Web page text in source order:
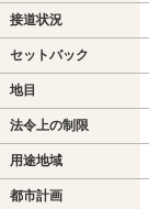
接道状況
セットバック
地目
法令上の制限
用途地域
都市計画